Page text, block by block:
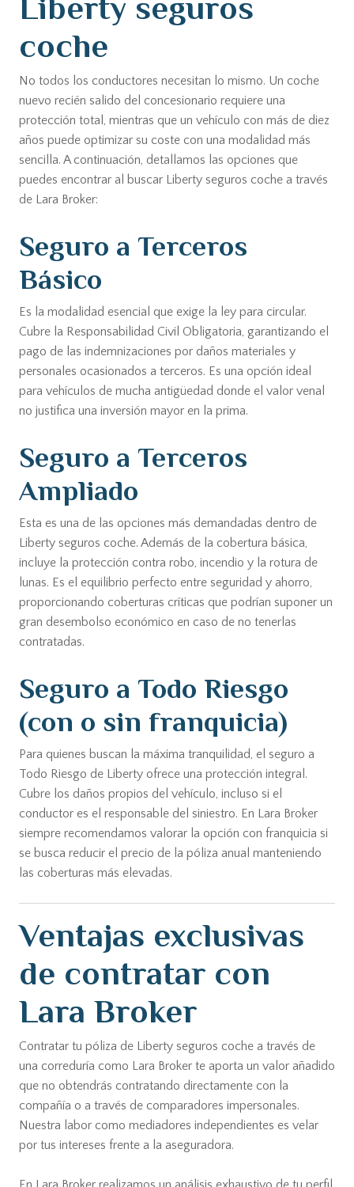
Liberty seguros
coche
No todos los conductores necesitan lo mismo. Un coche
nuevo recién salido del concesionario requiere una
protección total, mientras que un vehículo con más de diez
años puede optimizar su coste con una modalidad más
sencilla. A continuación, detallamos las opciones que
puedes encontrar al buscar Liberty seguros coche a través
de Lara Broker:
Seguro a Terceros
Básico
Es la modalidad esencial que exige la ley para circular.
Cubre la Responsabilidad Civil Obligatoria, garantizando el
pago de las indemnizaciones por daños materiales y
personales ocasionados a terceros. Es una opción ideal
para vehículos de mucha antigüedad donde el valor venal
no justifica una inversión mayor en la prima.
Seguro a Terceros
Ampliado
Esta es una de las opciones más demandadas dentro de
Liberty seguros coche. Además de la cobertura básica,
incluye la protección contra robo, incendio y la rotura de
lunas. Es el equilibrio perfecto entre seguridad y ahorro,
proporcionando coberturas críticas que podrían suponer un
gran desembolso económico en caso de no tenerlas
contratadas.
Seguro a Todo Riesgo
(con o sin franquicia)
Para quienes buscan la máxima tranquilidad, el seguro a
Todo Riesgo de Liberty ofrece una protección integral.
Cubre los daños propios del vehículo, incluso si el
conductor es el responsable del siniestro. En Lara Broker
siempre recomendamos valorar la opción con franquicia si
se busca reducir el precio de la póliza anual manteniendo
las coberturas más elevadas.
Ventajas exclusivas
de contratar con
Lara Broker
Contratar tu póliza de Liberty seguros coche a través de
una correduría como Lara Broker te aporta un valor añadido
que no obtendrás contratando directamente con la
compañía o a través de comparadores impersonales.
Nuestra labor como mediadores independientes es velar
por tus intereses frente a la aseguradora.